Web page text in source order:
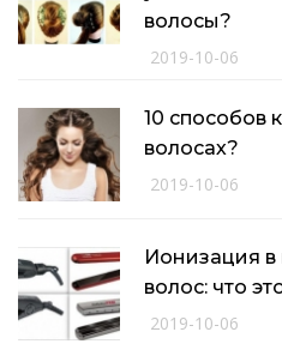
волосы?
2019-10-06
10 способов
волосах?
2019-10-06
Ионизация
волос: что
2019-10-06